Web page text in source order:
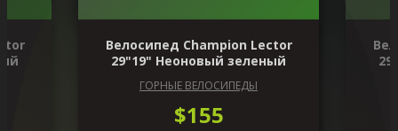
Велосипед Champion Lector
29"19" Неоновый зеленый
ГОРНЫЕ ВЕЛОСИПЕДЫ
$155